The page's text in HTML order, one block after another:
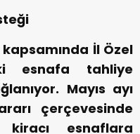
İl Özel
esnafa tahliye
Mayıs ayı
çerçevesinde
kiracı esnaflara